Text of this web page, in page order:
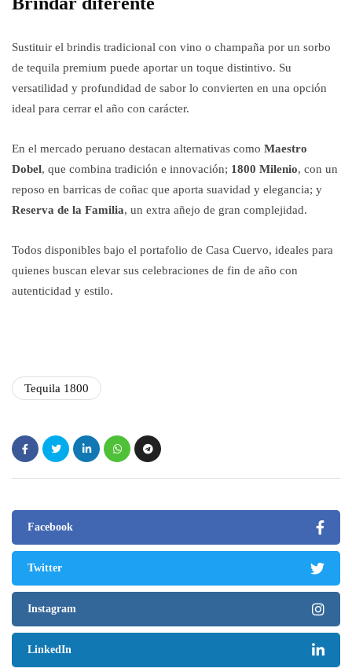
Sustituir el brindis tradicional con vino o champaña por un sorbo
de tequila premium puede aportar un toque distintivo. Su
versatilidad y profundidad de sabor lo convierten en una opción
ideal para cerrar el año con carácter.
En el mercado peruano destacan alternativas como Maestro
Dobel, que combina tradición e innovación; 1800 Milenio, con un
reposo en barricas de coñac que aporta suavidad y elegancia; y
Reserva de la Familia, un extra añejo de gran complejidad.
Todos disponibles bajo el portafolio de Casa Cuervo, ideales para
quienes buscan elevar sus celebraciones de fin de año con
autenticidad y estilo.
Tequila 1800
Facebook
Twitter
Instagram
LinkedIn